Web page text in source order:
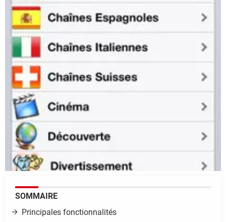
SOMMAIRE
Principales fonctionnalités